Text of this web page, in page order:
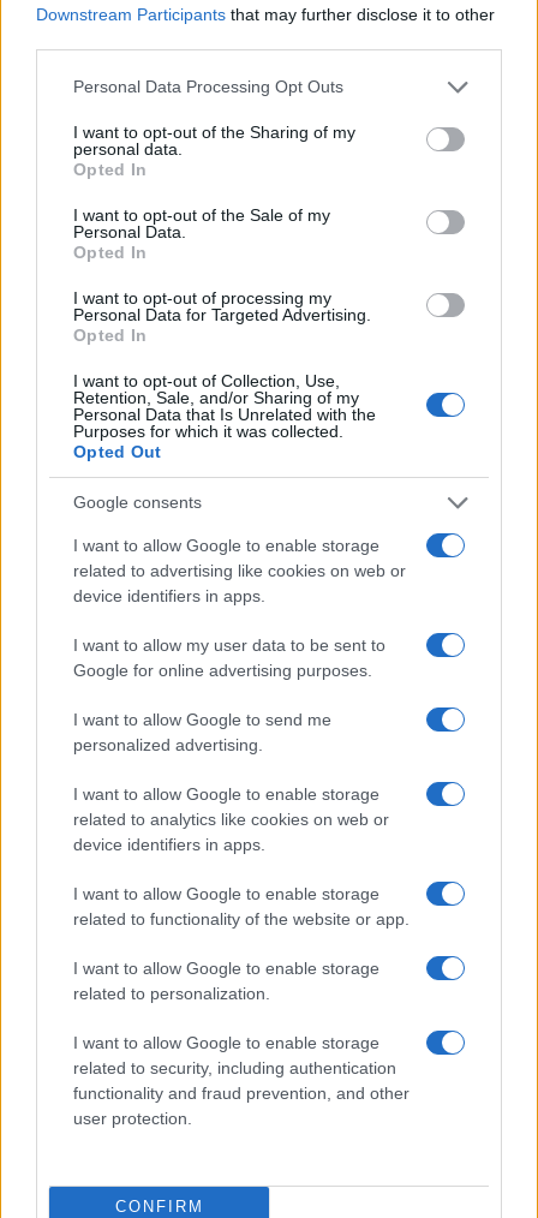
Downstream Participants that may further disclose it to other
Please note that this website/app uses one or more Google
not limited to your visit or usage behaviour. You may click to
grant or deny consent to Google and its third-party tags to
use your data for below specified purposes in below Google
consent section.
Personal Data Processing Opt Outs
I want to opt-out of the Sharing of my
personal data.
Opted In
I want to opt-out of the Sale of my
Personal Data.
Opted In
I want to opt-out of processing my
Personal Data for Targeted Advertising.
Opted In
I want to opt-out of Collection, Use,
Retention, Sale, and/or Sharing of my
Personal Data that Is Unrelated with the
Purposes for which it was collected.
Opted Out
Google consents
I want to allow Google to enable storage
related to advertising like cookies on web or
device identifiers in apps.
I want to allow my user data to be sent to
Google for online advertising purposes.
I want to allow Google to send me
personalized advertising.
I want to allow Google to enable storage
related to analytics like cookies on web or
device identifiers in apps.
I want to allow Google to enable storage
related to functionality of the website or app.
I want to allow Google to enable storage
related to personalization.
I want to allow Google to enable storage
related to security, including authentication
functionality and fraud prevention, and other
user protection.
CONFIRM
Vuoi rimuovere le pubblicità nazionali?
Puoi abbonarti a soli € 1,10 al mese
cliccandoqui
Sei già abbonato?
Puoi effettuare l'accesso andando nella
sezioneLogindal menù del sito o
cliccandoqui
TEMI: Costa Crociere
Crociera Olbia
Massimo Deiana
Notizie Gallura
Entra nel canale telegram di
GalluraOggi.it
i tuoi video e le tue foto
Su WhatsApp al numero +39
345 356 7512